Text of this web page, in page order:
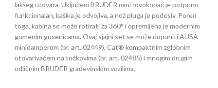
lakšeg utovara. Uključeni BRUDER mini rovokopač je potpuno
funkcionalan, kašika je odvojiva, a nož pluga je podesiv. Pored
toga, kabina se može rotirati za 360° i opremljena je modernim
gumenim gusenicama. Ovaj sjajni set se može dopuniti AUSA
minidamperom (br. art. 02449), Cat® kompaktnim zglobnim
utovarivačem na točkovima (br. art. 02485) i mnogim drugim
odličnim BRUDER građevinskim vozilima.